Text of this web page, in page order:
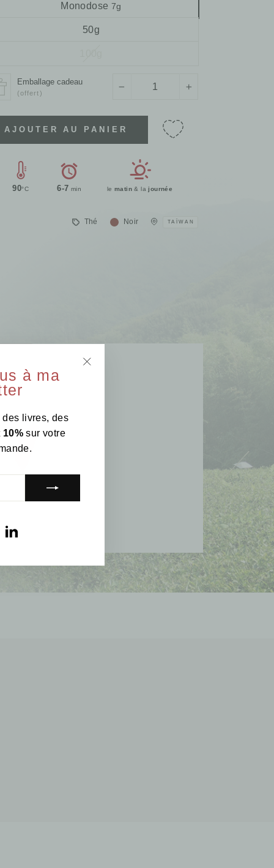
à ma
des livres, des
10% sur votre
LinkedIn
Monodose 7g
50g
Emballage cadeau
(offert)
AJOUTER AU PANIER
90°C 6-7 min le matin & lajournée
Thé Noir TAÏWAN